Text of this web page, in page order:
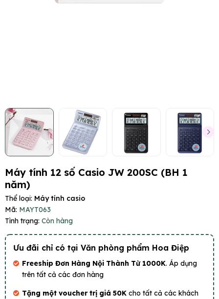
Máy tính 12 số Casio JW 200SC (BH 1
năm)
Thể loại: Máy tính casio
Mã: MAYT063
Tình trạng: Còn hàng
Ưu đãi chỉ có tại Văn phòng phẩm Hoa Điệp
Freeship Đơn Hàng Nội Thành Từ 1000K. Áp dụng
trên tất cả các đơn hàng
Tặng một voucher trị giá 50K cho tất cả các khách